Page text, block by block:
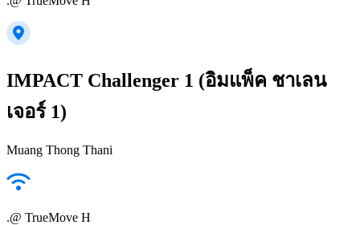
IMPACT Challenger 1 (อิมแพ็ค ชาเลน
เจอร์ 1)
Muang Thong Thani
.@ TrueMove H